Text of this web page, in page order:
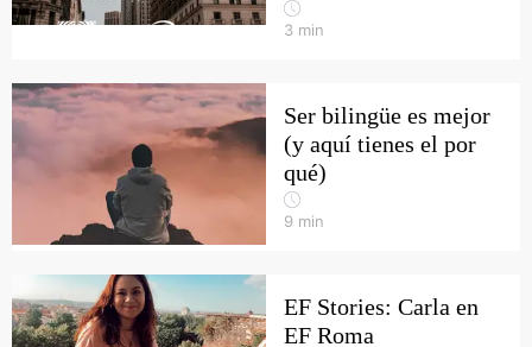
3 min
Ser bilingüe es mejor
(y aquí tienes el por
qué)
9 min
EF Stories: Carla en
EF Roma